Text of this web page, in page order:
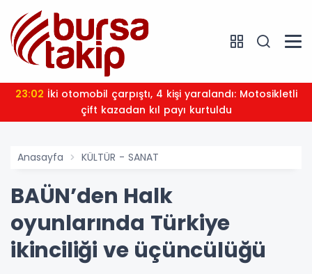
23:02
çift kazadan kıl payı kurtuldu
Anasayfa KÜLTÜR - SANAT
BAÜN’den Halk
oyunlarında Türkiye
ikinciliği ve üçüncülüğü